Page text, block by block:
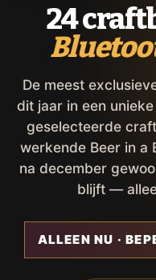
24
De meest
dit jaar in een
geselecteerde
werkende Beer in a
na december
blijft —
ALLEEN NU ·